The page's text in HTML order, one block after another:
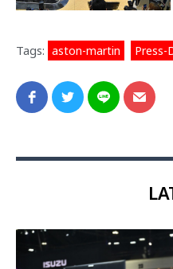
Tags: aston-martin Press-